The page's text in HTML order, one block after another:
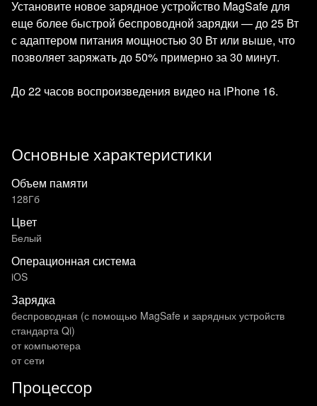
Установите новое зарядное устройство MagSafe для
еще более быстрой беспроводной зарядки — до 25 Вт
с адаптером питания мощностью 30 Вт или выше, что
позволяет заряжать до 50% примерно за 30 минут.
До 22 часов воспроизведения видео на iPhone 16.
Основные характеристики
Объем памяти
128Гб
Цвет
Белый
Операционная система
iOS
Зарядка
беспроводная (с помощью MagSafe и зарядных устройств
стандарта Qi)
от компьютера
от сети
Процессор